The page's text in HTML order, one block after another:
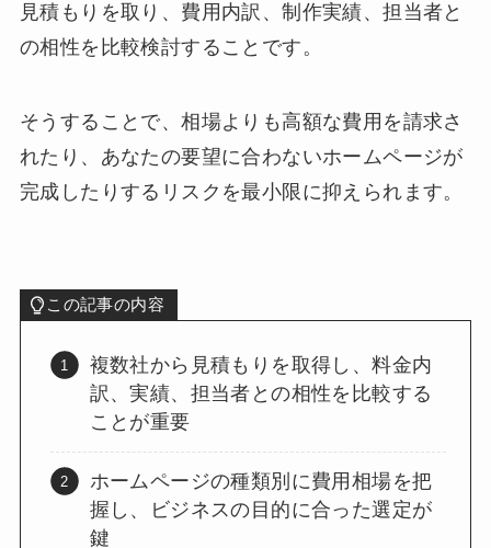
見積もりを取り、費用内訳、制作実績、担当者と
の相性を比較検討することです。
そうすることで、相場よりも高額な費用を請求さ
れたり、あなたの要望に合わないホームページが
完成したりするリスクを最小限に抑えられます。
この記事の内容
複数社から見積もりを取得し、料金内
訳、実績、担当者との相性を比較する
ことが重要
ホームページの種類別に費用相場を把
握し、ビジネスの目的に合った選定が
鍵